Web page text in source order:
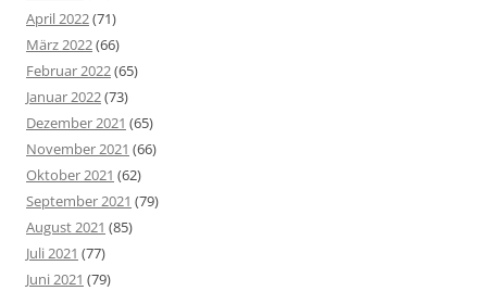
April 2022(71)
März 2022(66)
Februar 2022(65)
Januar 2022(73)
Dezember 2021 (65)
November 2021 (66)
Oktober 2021 (62)
September 2021 (79)
August 2021 (85)
Juli 2021 (77)
Juni 2021 (79)